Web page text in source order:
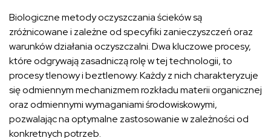
Biologiczne metody oczyszczania ścieków są
zróżnicowane i zależne od specyfiki zanieczyszczeń oraz
warunków działania oczyszczalni. Dwa kluczowe procesy,
które odgrywają zasadniczą rolę w tej technologii, to
procesy tlenowy i beztlenowy. Każdy z nich charakteryzuje
się odmiennym mechanizmem rozkładu materii organicznej
oraz odmiennymi wymaganiami środowiskowymi,
pozwalając na optymalne zastosowanie w zależności od
konkretnych potrzeb.